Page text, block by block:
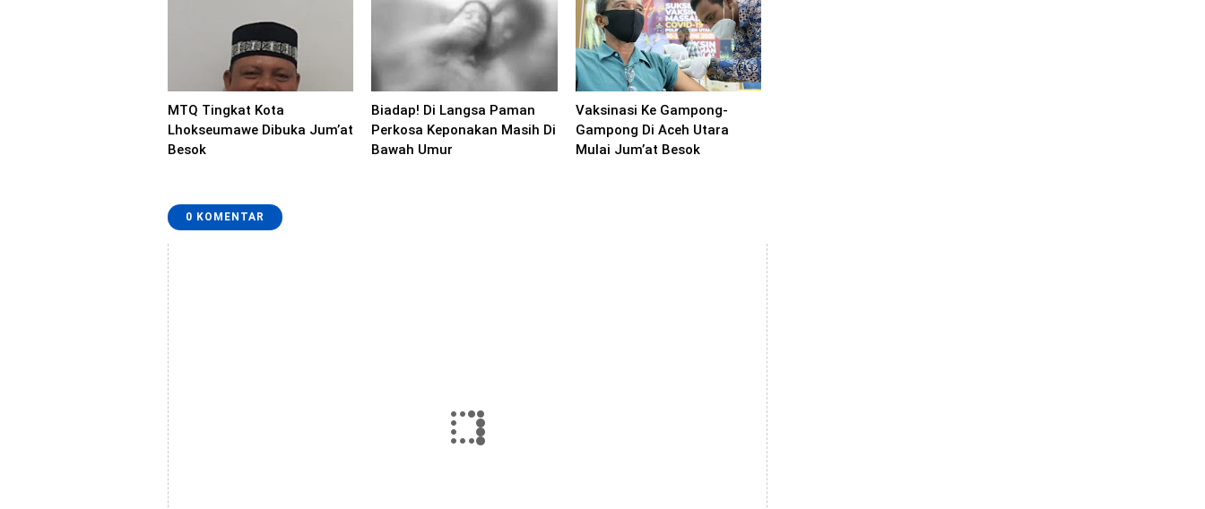
MTQ Tingkat Kota
Lhokseumawe Dibuka Jum’at
Besok
Biadap! Di Langsa Paman
Perkosa Keponakan Masih Di
Bawah Umur
Vaksinasi Ke Gampong-
Gampong Di Aceh Utara
Mulai Jum’at Besok
0 KOMENTAR